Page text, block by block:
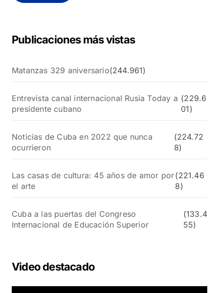
Publicaciones más vistas
Matanzas 329 aniversario(244.961)
Entrevista canal internacional Rusia Today a
presidente cubano
(229.6
01)
Noticias de Cuba en 2022 que nunca
ocurrieron
(224.72
8)
Las casas de cultura: 45 años de amor por
el arte
(221.46
8)
Cuba a las puertas del Congreso
Internacional de Educación Superior
(133.4
55)
Video destacado